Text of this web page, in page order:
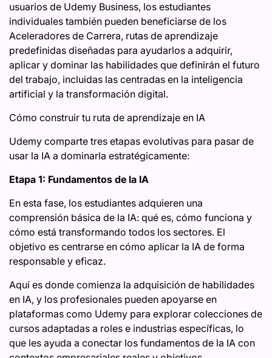
usuarios de Udemy Business, los estudiantes
individuales también pueden beneficiarse de los
Aceleradores de Carrera, rutas de aprendizaje
predefinidas diseñadas para ayudarlos a adquirir,
aplicar y dominar las habilidades que definirán el futuro
del trabajo, incluidas las centradas en la inteligencia
artificial y la transformación digital.
Cómo construir tu ruta de aprendizaje en IA
Udemy comparte tres etapas evolutivas para pasar de
usar la IA a dominarla estratégicamente:
Etapa 1: Fundamentos de la IA
En esta fase, los estudiantes adquieren una
comprensión básica de la IA: qué es, cómo funciona y
cómo está transformando todos los sectores. El
objetivo es centrarse en cómo aplicar la IA de forma
responsable y eficaz.
Aquí es donde comienza la adquisición de habilidades
en IA, y los profesionales pueden apoyarse en
plataformas como Udemy para explorar colecciones de
cursos adaptadas a roles e industrias específicas, lo
que les ayuda a conectar los fundamentos de la IA con